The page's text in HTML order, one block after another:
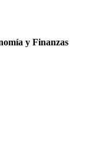
y Finanzas